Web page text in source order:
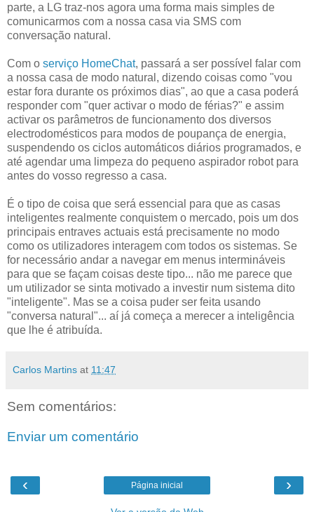
parte, a LG traz-nos agora uma forma mais simples de
comunicarmos com a nossa casa via SMS com
conversação natural.
Com o serviço HomeChat, passará a ser possível falar com
a nossa casa de modo natural, dizendo coisas como "vou
estar fora durante os próximos dias", ao que a casa poderá
responder com "quer activar o modo de férias?" e assim
activar os parâmetros de funcionamento dos diversos
electrodomésticos para modos de poupança de energia,
suspendendo os ciclos automáticos diários programados, e
até agendar uma limpeza do pequeno aspirador robot para
antes do vosso regresso a casa.
É o tipo de coisa que será essencial para que as casas
inteligentes realmente conquistem o mercado, pois um dos
principais entraves actuais está precisamente no modo
como os utilizadores interagem com todos os sistemas. Se
for necessário andar a navegar em menus intermináveis
para que se façam coisas deste tipo... não me parece que
um utilizador se sinta motivado a investir num sistema dito
"inteligente". Mas se a coisa puder ser feita usando
"conversa natural"... aí já começa a merecer a inteligência
que lhe é atribuída.
Carlos Martins at 11:47
Sem comentários:
Enviar um comentário
‹ ›
Página inicial